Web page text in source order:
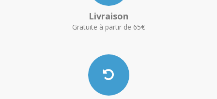
Livraison
Gratuite à partir de 65€